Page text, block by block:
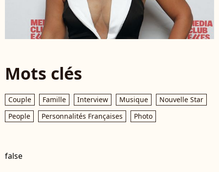
Mots clés
Couple Famille Interview Musique
Nouvelle Star
People
Personnalités Françaises Photo
false